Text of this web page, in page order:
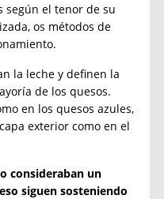
según el tenor de su
os métodos de
la leche y definen la
de los quesos.
en los quesos azules,
exterior como en el
consideraban un
siguen sosteniendo